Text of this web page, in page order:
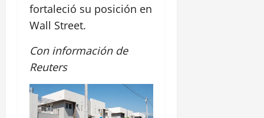
fortaleció su posición en
Wall Street.
Con información de
Reuters